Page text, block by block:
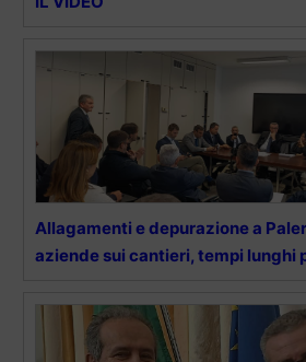
Allagamenti e depurazione a
aziende sui cantieri, tempi lunghi